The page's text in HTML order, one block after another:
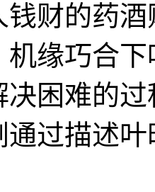
钱财的药
机缘巧合
决困难的
描述叶